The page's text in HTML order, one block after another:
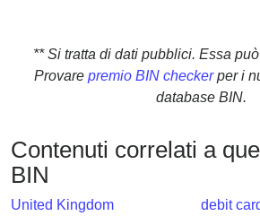
Address
Lookup
IP
BIN
** Si tratta di dati pubblici. Essa
Provare premio BIN checkerper i
database BIN.
Contenuti correlati a
BIN
United Kingdom debit